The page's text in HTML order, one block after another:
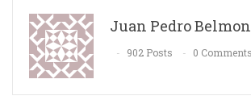
Juan Pedro
902 Posts 0 Comments